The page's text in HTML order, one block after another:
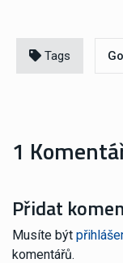
Tags
1
Přidat
Musíte být
komentářů.